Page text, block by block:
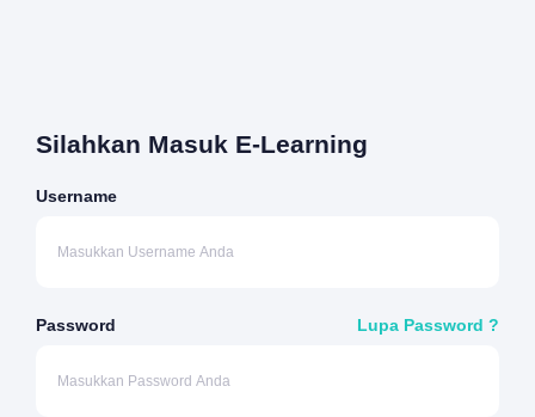
Silahkan Masuk E-Learning
Username
Password Lupa Password ?